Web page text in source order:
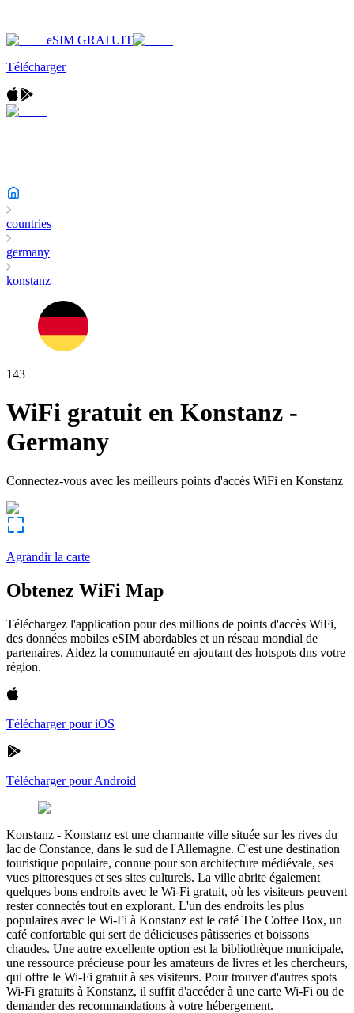
eSIM GRATUIT
Télécharger
countries
germany
konstanz
143
WiFi gratuit en Konstanz -
Germany
Connectez-vous avec les meilleurs points d'accès WiFi en Konstanz
Agrandir la carte
Obtenez WiFi Map
Téléchargez l'application pour des millions de points d'accès WiFi,
des données mobiles eSIM abordables et un réseau mondial de
partenaires. Aidez la communauté en ajoutant des hotspots dns votre
région.
Télécharger pour iOS
Télécharger pour Android
Konstanz - Konstanz est une charmante ville située sur les rives du
lac de Constance, dans le sud de l'Allemagne. C'est une destination
touristique populaire, connue pour son architecture médiévale, ses
vues pittoresques et ses sites culturels. La ville abrite également
quelques bons endroits avec le Wi-Fi gratuit, où les visiteurs peuvent
rester connectés tout en explorant. L'un des endroits les plus
populaires avec le Wi-Fi à Konstanz est le café The Coffee Box, un
café confortable qui sert de délicieuses pâtisseries et boissons
chaudes. Une autre excellente option est la bibliothèque municipale,
une ressource précieuse pour les amateurs de livres et les chercheurs,
qui offre le Wi-Fi gratuit à ses visiteurs. Pour trouver d'autres spots
Wi-Fi gratuits à Konstanz, il suffit d'accéder à une carte Wi-Fi ou de
demander des recommandations à votre hébergement.